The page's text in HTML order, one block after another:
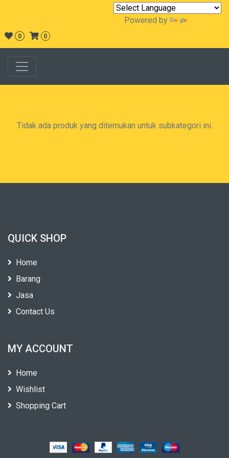
Powered by
0 0
Tidak ada produk yang ditemukan untuk subkategori ini.
QUICK SHOP
Home
Barang
Jasa
Contact Us
MY ACCOUNT
Home
Wishlist
Shopping Cart